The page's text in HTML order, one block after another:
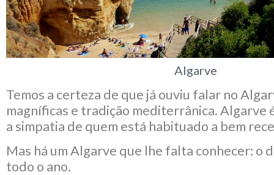
Algarve
Temos a certeza de que já ouviu falar no
magníficas e tradição mediterrânica. Algarve
a simpatia de quem está habituado a bem
Mas há um Algarve que lhe falta conhecer: o
todo o ano.